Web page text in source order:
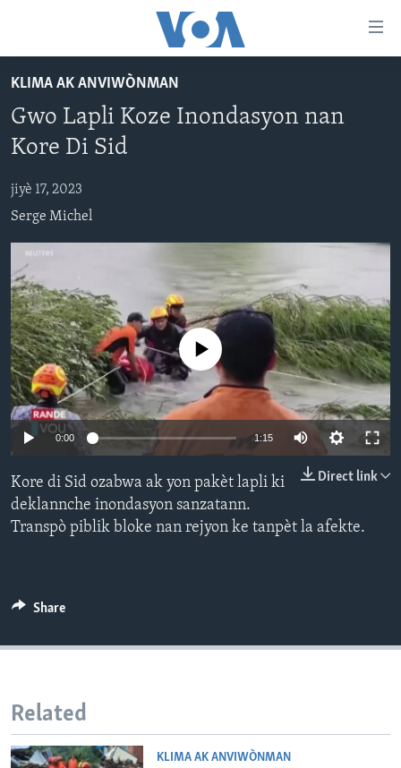
to
main
content
to
Navigation
Skip
Search
LÈZETAZINI
AMERIK LATIN
ENTÈNASYONAL
VIDEO
FLASHPOINT IKRÈN
Learning English
SUIV NOU
Languages
KLIMA AK ANVIWÒNMAN
Gwo Lapli Koze Inondasyon nan
Kore Di Sid
jiyè 17, 2023
Serge Michel
No media source currently available
0:00 1:15
Direct link
Kore di Sid ozabwa ak yon pakèt lapli ki
deklannche inondasyon sanzatann.
Transpò piblik bloke nan rejyon ke tanpèt la afekte.
Share
Related
KLIMA AK ANVIWÒNMAN